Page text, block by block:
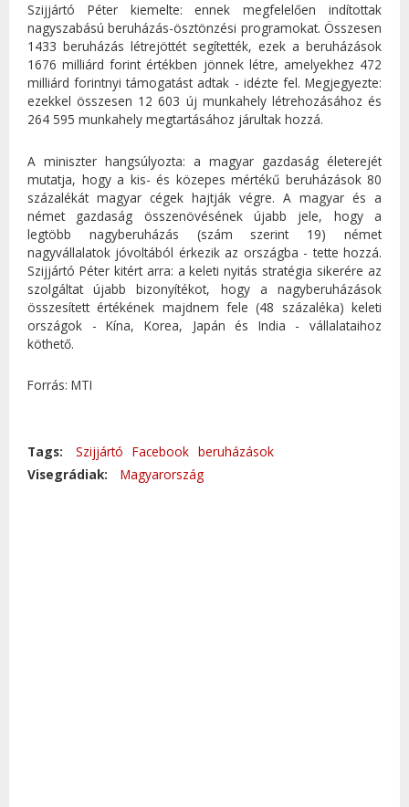
Szijjártó Péter kiemelte: ennek megfelelően indítottak
nagyszabású beruházás-ösztönzési programokat. Összesen
1433 beruházás létrejöttét segítették, ezek a beruházások
1676 milliárd forint értékben jönnek létre, amelyekhez 472
milliárd forintnyi támogatást adtak - idézte fel. Megjegyezte:
ezekkel összesen 12 603 új munkahely létrehozásához és
264 595 munkahely megtartásához járultak hozzá.
A miniszter hangsúlyozta: a magyar gazdaság életerejét
mutatja, hogy a kis- és közepes mértékű beruházások 80
százalékát magyar cégek hajtják végre. A magyar és a
német gazdaság összenövésének újabb jele, hogy a
legtöbb nagyberuházás (szám szerint 19) német
nagyvállalatok jóvoltából érkezik az országba - tette hozzá.
Szijjártó Péter kitért arra: a keleti nyitás stratégia sikerére az
szolgáltat újabb bizonyítékot, hogy a nagyberuházások
összesített értékének majdnem fele (48 százaléka) keleti
országok - Kína, Korea, Japán és India - vállalataihoz
köthető.
Forrás: MTI
Tags: Szijjártó Facebook beruházások
Visegrádiak:
Magyarország